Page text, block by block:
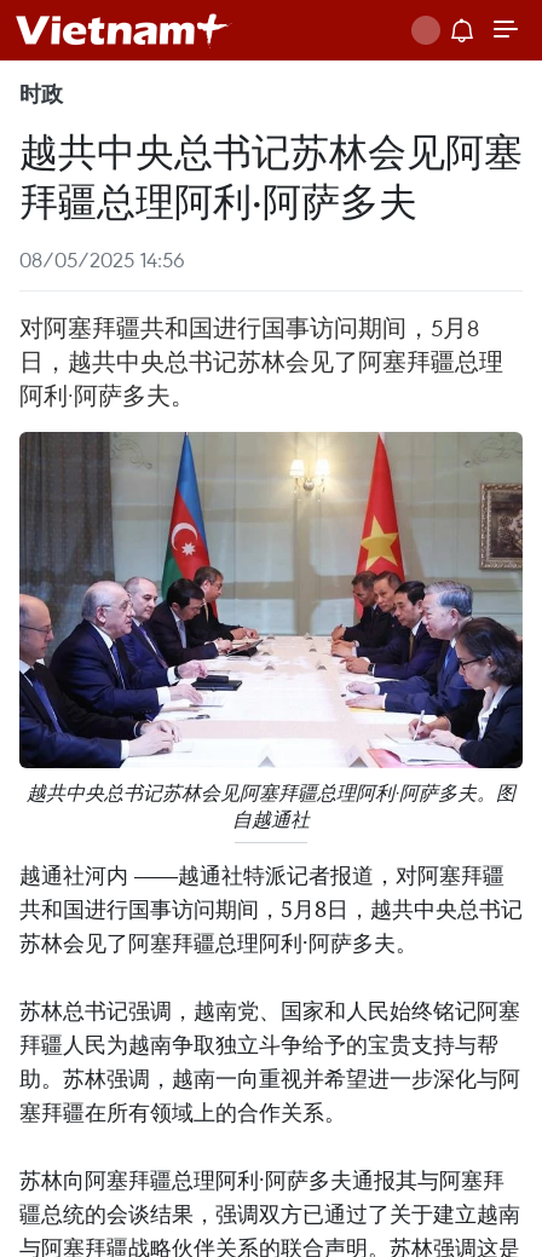
时政
越共中央总书记苏林会见阿塞
拜疆总理阿利·阿萨多夫
08/05/2025 14:56
对阿塞拜疆共和国进行国事访问期间，5月8
日，越共中央总书记苏林会见了阿塞拜疆总理
阿利·阿萨多夫。
越共中央总书记苏林会见阿塞拜疆总理阿利·阿萨多夫。图
自越通社
越通社河内 ——越通社特派记者报道，对阿塞拜疆
共和国进行国事访问期间，5月8日，越共中央总书记
苏林会见了阿塞拜疆总理阿利·阿萨多夫。
苏林总书记强调，越南党、国家和人民始终铭记阿塞
拜疆人民为越南争取独立斗争给予的宝贵支持与帮
助。苏林强调，越南一向重视并希望进一步深化与阿
塞拜疆在所有领域上的合作关系。
苏林向阿塞拜疆总理阿利·阿萨多夫通报其与阿塞拜
疆总统的会谈结果，强调双方已通过了关于建立越南
与阿塞拜疆战略伙伴关系的联合声明。苏林强调这是